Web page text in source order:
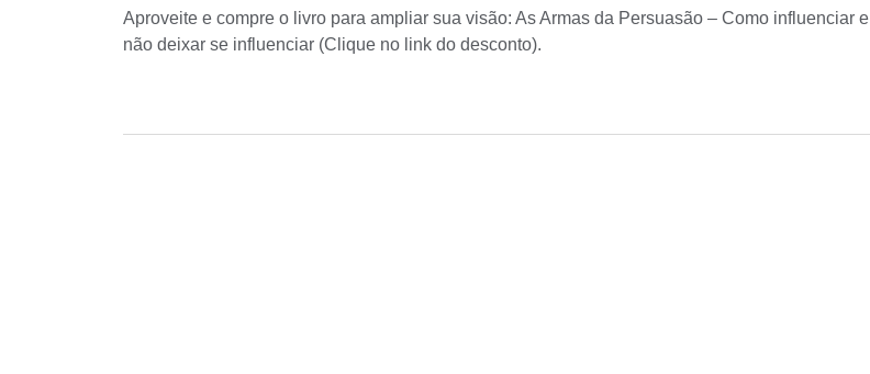
Aproveite e compre o livro para ampliar sua visão: As Armas da Persuasão – Como influenciar e
não deixar se influenciar (Clique no link do desconto).